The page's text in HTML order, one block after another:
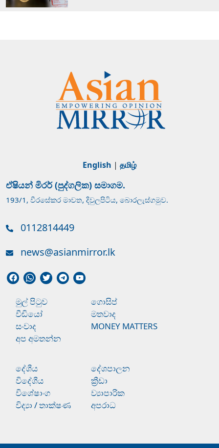
English | தமிழ்
ඒෂියන් මිරර් (පුද්ගලික) සමාගම.
193/1, වීරසේකර මාවත, දිවුලපිටිය, බොරලැස්ගමුව.
0112814449
news@asianmirror.lk
මුල් පිටුව
ගොසිප්
වීඩියෝ
මතවාද
සංවාද
MONEY MATTERS
අප අමතන්න
දේශීය
දේශපාලන
විදේශීය
ක්‍රීඩා
විශේෂාංග
ව්‍යාපාරික
විද්‍යා / තාක්ෂණ
අපරාධ